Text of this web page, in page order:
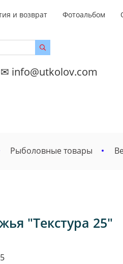
и возврат Фотоальбом
info@utkolov.com
Рыболовные товары
"Текстура 25"